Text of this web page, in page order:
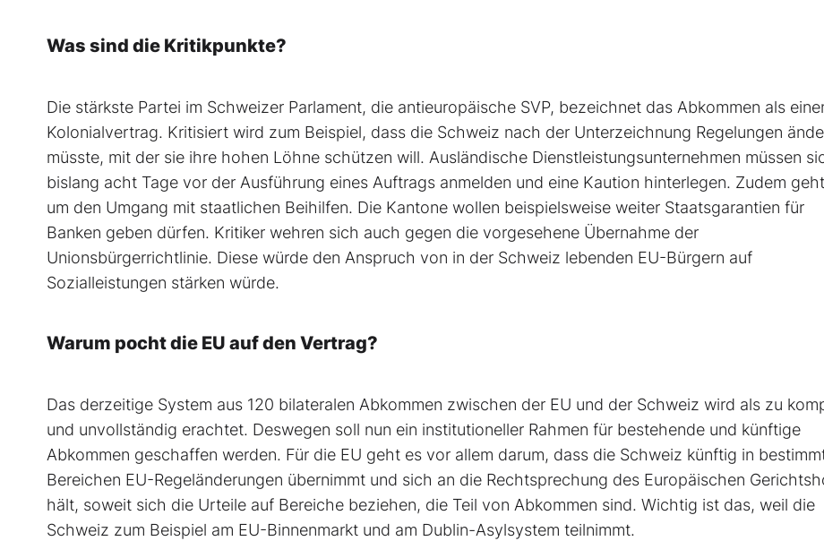
Was sind die Kritikpunkte?
Die stärkste Partei im Schweizer Parlament, die antieuropäische SVP, bezeichnet das Abkommen als
Kolonialvertrag. Kritisiert wird zum Beispiel, dass die Schweiz nach der Unterzeichnung Regelungen
müsste, mit der sie ihre hohen Löhne schützen will. Ausländische Dienstleistungsunternehmen müssen
bislang acht Tage vor der Ausführung eines Auftrags anmelden und eine Kaution hinterlegen. Zudem
um den Umgang mit staatlichen Beihilfen. Die Kantone wollen beispielsweise weiter Staatsgarantien für
Banken geben dürfen. Kritiker wehren sich auch gegen die vorgesehene Übernahme der
Unionsbürgerrichtlinie. Diese würde den Anspruch von in der Schweiz lebenden EU-Bürgern auf
Sozialleistungen stärken würde.
Warum pocht die EU auf den Vertrag?
Das derzeitige System aus 120 bilateralen Abkommen zwischen der EU und der Schweiz wird als zu
und unvollständig erachtet. Deswegen soll nun ein institutioneller Rahmen für bestehende und künftige
Abkommen geschaffen werden. Für die EU geht es vor allem darum, dass die Schweiz künftig in
Bereichen EU-Regeländerungen übernimmt und sich an die Rechtsprechung des Europäischen
hält, soweit sich die Urteile auf Bereiche beziehen, die Teil von Abkommen sind. Wichtig ist das, weil die
Schweiz zum Beispiel am EU-Binnenmarkt und am Dublin-Asylsystem teilnimmt.